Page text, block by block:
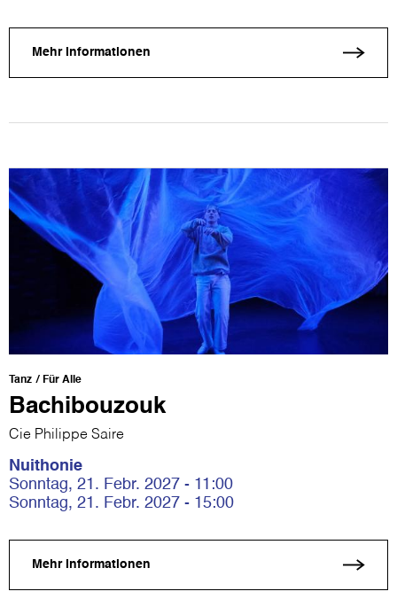
Mehr Informationen
Tanz Für Alle
Bachibouzouk
Cie Philippe Saire
Nuithonie
Sonntag, 21. Febr. 2027 - 11:00
Sonntag, 21. Febr. 2027 - 15:00
Mehr Informationen